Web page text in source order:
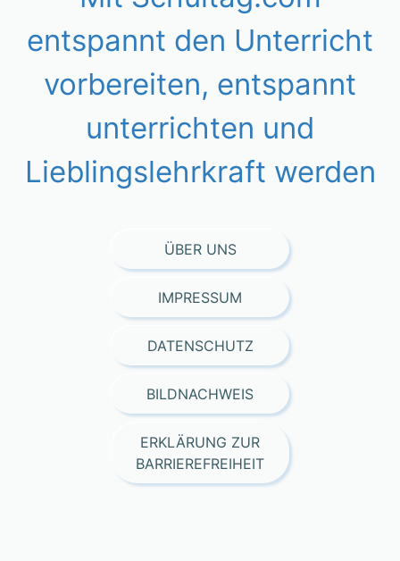
entspannt den Unterricht
vorbereiten, entspannt
unterrichten und
Lieblingslehrkraft werden
ÜBER UNS
IMPRESSUM
DATENSCHUTZ
BILDNACHWEIS
ERKLÄRUNG ZUR
BARRIEREFREIHEIT